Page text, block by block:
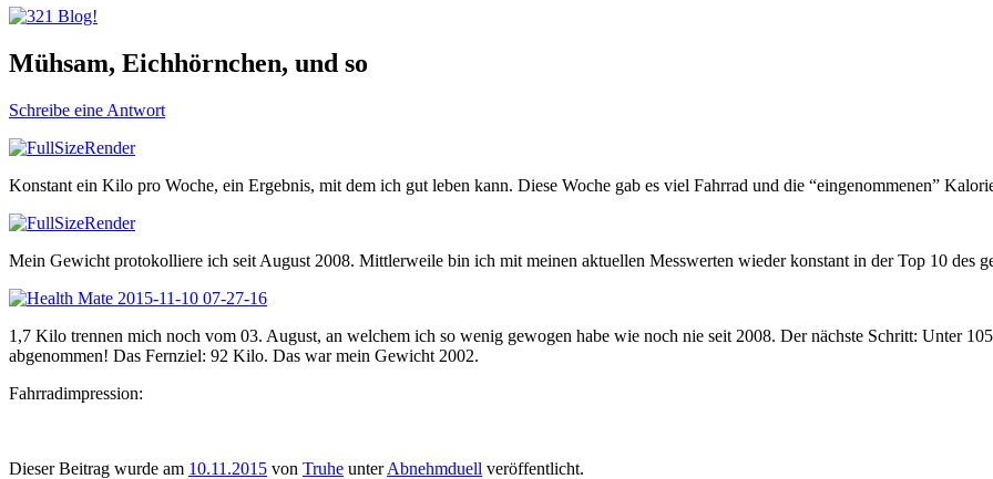
Mühsam, Eichhörnchen, und so
Schreibe eine Antwort
Konstant ein Kilo pro Woche, ein Ergebnis, mit dem ich gut leben kann. Diese Woche gab es viel Fahrrad und die “eingenommenen”
Mein Gewicht protokolliere ich seit August 2008. Mittlerweile bin ich mit meinen aktuellen Messwerten wieder konstant in der Top 10 des
1,7 Kilo trennen mich noch vom 03. August, an welchem ich so wenig gewogen habe wie noch nie seit 2008. Der nächste Schritt: Unter
abgenommen! Das Fernziel: 92 Kilo. Das war mein Gewicht 2002.
Fahrradimpression:
Dieser Beitrag wurde am 10.11.2015 von Truhe unterAbnehmduell veröffentlicht.